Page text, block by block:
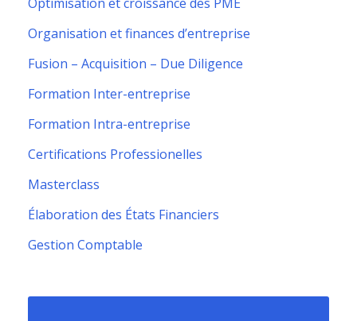
Organisation et finances d’entreprise
Fusion – Acquisition – Due Diligence
Formation Inter-entreprise
Formation Intra-entreprise
Certifications Professionelles
Masterclass
Élaboration des États Financiers
Gestion Comptable